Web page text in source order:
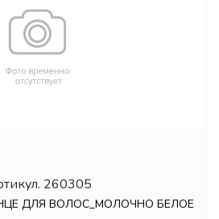
260305
ДЛЯ ВОЛОС_МОЛОЧНО БЕЛОЕ